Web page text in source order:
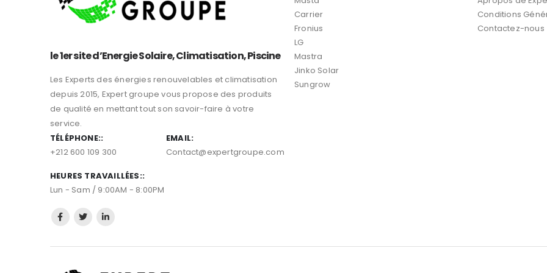
le 1er site d’Energie Solaire, Climatisation, Piscine
Les Experts des énergies renouvelables et climatisation
depuis 2015, Expert groupe vous propose des produits
de qualité en mettant tout son savoir-faire à votre
service.
TÉLÉPHONE::
+212 600 109 300
EMAIL:
Contact@expertgroupe.com
HEURES TRAVAILLÉES::
Lun - Sam / 9:00AM - 8:00PM
Carrier
Fronius
LG
Mastra
Jinko Solar
Sungrow
Conditions
Contactez-nous